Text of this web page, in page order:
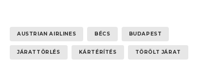
AUSTRIAN AIRLINES BÉCS BUDAPEST
JÁRATTÖRLÉS KÁRTÉRÍTÉS TÖRÖLT JÁRAT